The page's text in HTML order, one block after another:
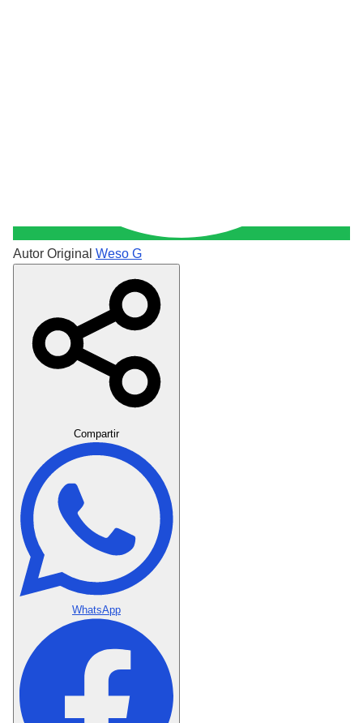
Autor Original Weso G
Compartir
WhatsApp